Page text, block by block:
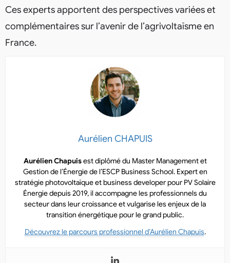
Ces experts apportent des perspectives variées et
complémentaires sur l’avenir de l’agrivoltaïsme en
France.
Aurélien CHAPUIS
Aurélien Chapuisest diplômé du Master Management et
Gestion de l’Énergie de l’ESCP Business School. Expert en
stratégie photovoltaïque et business developer pour PV Solaire
Énergie depuis 2019, il accompagne les professionnels du
secteur dans leur croissance et vulgarise les enjeux de la
transition énergétique pour le grand public.
Découvrez le parcours professionnel d’Aurélien Chapuis.